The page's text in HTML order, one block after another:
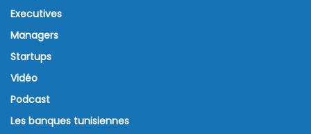
Executives
Managers
Startups
Vidéo
Podcast
Les banques tunisiennes